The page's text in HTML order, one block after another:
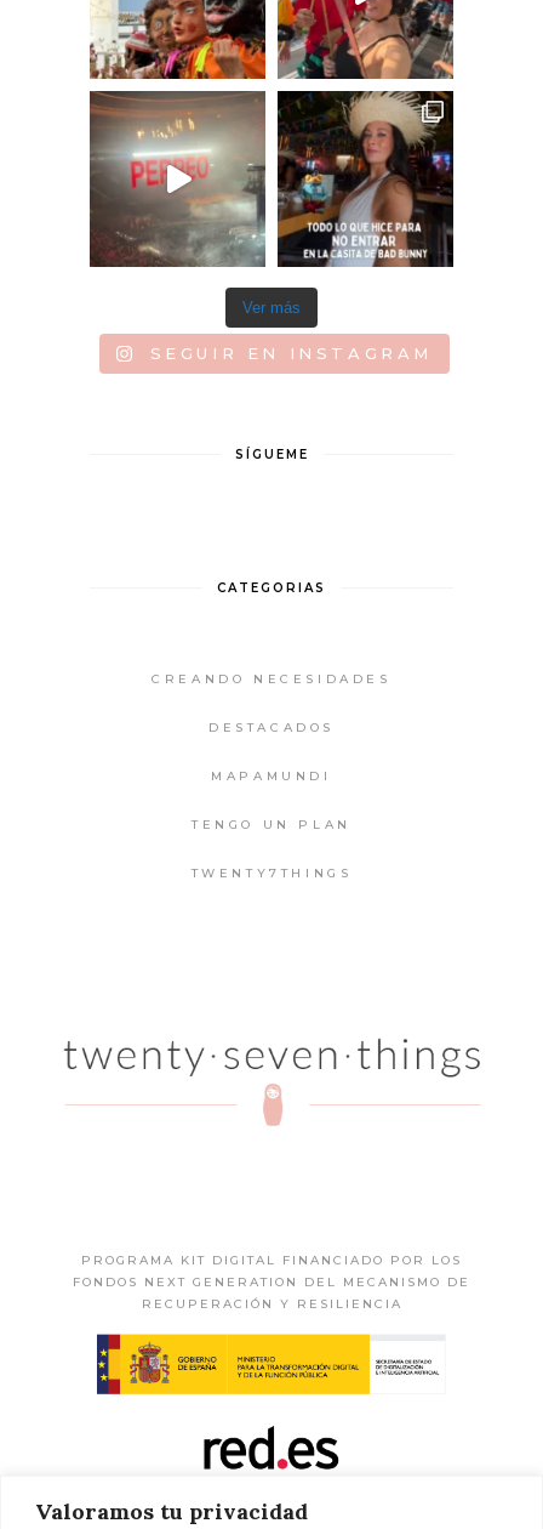
Valoramos tu privacidad
Ver más
SEGUIR EN INSTAGRAM
SÍGUEME
CATEGORIAS
CREANDO NECESIDADES
DESTACADOS
MAPAMUNDI
TENGO UN PLAN
TWENTY7THINGS
PROGRAMA KIT DIGITAL FINANCIADO POR LOS
FONDOS NEXT GENERATION DEL MECANISMO DE
RECUPERACIÓN Y RESILIENCIA